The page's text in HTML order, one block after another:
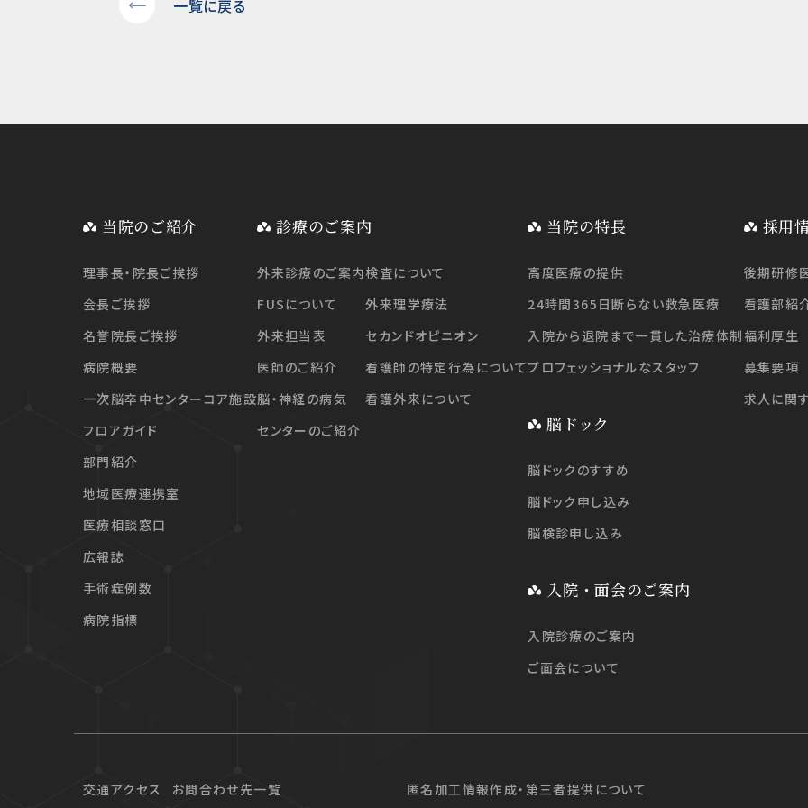
一覧に戻る
当院のご紹介
理事長・院長ご挨拶
会長ご挨拶
名誉院長ご挨拶
病院概要
一次脳卒中センターコア施設
フロアガイド
部門紹介
地域医療連携室
医療相談窓口
広報誌
手術症例数
病院指標
診療のご案内
外来診療のご案内
FUSについて
外来担当表
医師のご紹介
脳・神経の病気
センターのご紹介
検査について
外来理学療法
セカンドオピニオン
看護師の特定行為について
看護外来について
当院の特長
高度医療の提供
24時間365日断らない救急医療
入院から退院まで一貫した治療体制
プロフェッショナルなスタッフ
脳ドック
脳ドックのすすめ
脳ドック申し込み
脳検診申し込み
入院・面会のご案内
入院診療のご案内
ご面会について
採用
後期研修
看護部紹
福利厚生
募集要項
求人に関
交通アクセス お問合わせ先一覧 匿名加工情報作成・第三者提供について